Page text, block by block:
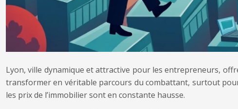
Lyon, ville dynamique et attractive pour les entrepreneurs,
transformer en véritable parcours du combattant, surtout
les prix de l’immobilier sont en constante hausse.